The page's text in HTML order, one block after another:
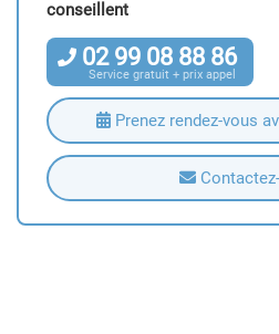
conseillent
02 99 08 88 86
Service gratuit + prix appel
Prenez rendez-vous